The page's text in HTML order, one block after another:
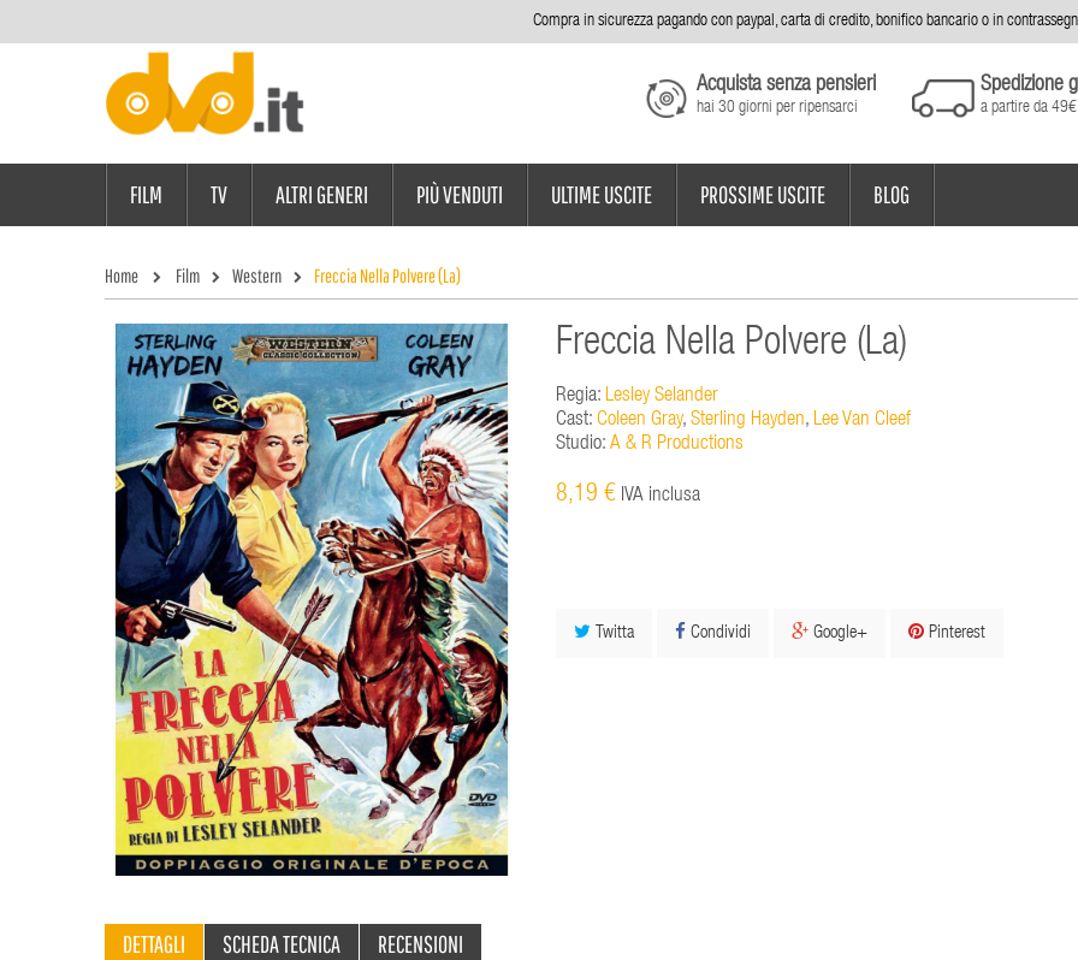
Compra in sicurezza pagando con paypal, carta di credito, bonifico bancario o in
Acquista senza pensieri
hai 30 giorni per ripensarci
Spedizione
a partire da 49€
FILM TV ALTRI GENERI PIÙ VENDUTI ULTIME USCITE PROSSIME USCITE BLOG
Home Film Western Freccia Nella Polvere (La)
Freccia Nella Polvere (La)
Regia: Lesley Selander
Cast: Coleen Gray, Sterling Hayden, Lee Van Cleef
Studio: A & R Productions
8,19 € IVA inclusa
Twitta Condividi Google+ Pinterest
DETTAGLI SCHEDA TECNICA RECENSIONI